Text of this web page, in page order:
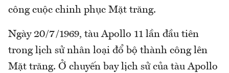
công cuộc chinh phục Mặt trăng.
Ngày 20/7/1969, tàu Apollo 11 lần đầu tiên
trong lịch sử nhân loại đổ bộ thành công lên
Mặt trăng. Ở chuyến bay lịch sử của tàu Apollo